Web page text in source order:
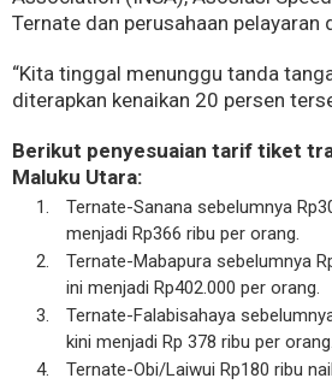
Ternate dan perusahaan pelayaran
“Kita tinggal menunggu tanda
diterapkan kenaikan 20 persen
Berikut penyesuaian tarif tiket
Maluku Utara:
Ternate-Sanana sebelumnya
menjadi Rp366 ribu per orang.
Ternate-Mabapura sebelumnya
ini menjadi Rp402.000 per orang.
Ternate-Falabisahaya
kini menjadi Rp 378 ribu per orang.
Ternate-Obi/Laiwui Rp180 ribu